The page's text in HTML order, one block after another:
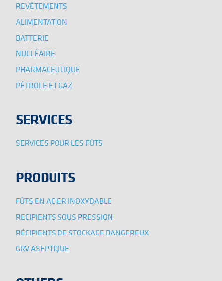
REVÊTEMENTS
ALIMENTATION
BATTERIE
NUCLÉAIRE
PHARMACEUTIQUE
PÉTROLE ET GAZ
SERVICES
SERVICES POUR LES FÛTS
PRODUITS
FÛTS EN ACIER INOXYDABLE
RECIPIENTS SOUS PRESSION
RÉCIPIENTS DE STOCKAGE DANGEREUX
GRV ASEPTIQUE